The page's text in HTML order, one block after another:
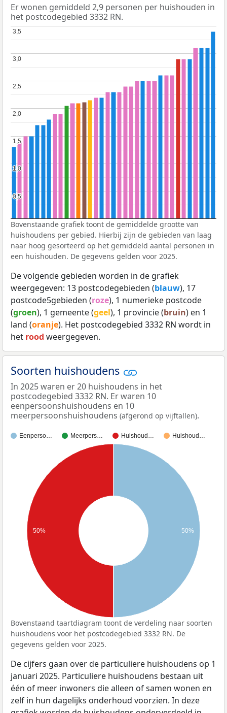
Er wonen gemiddeld 2,9 personen per huishouden in
het postcodegebied 3332 RN.
0,5
0,5
1,0
1,0
1,5
1,5
2,0
2,0
2,5
2,5
3,0
3,0
3,5
3,5
Bovenstaande grafiek toont de gemiddelde grootte van
huishoudens per gebied. Hierbij zijn de gebieden van laag
naar hoog gesorteerd op het gemiddeld aantal personen in
een huishouden. De gegevens gelden voor 2025.
De volgende gebieden worden in de grafiek
weergegeven: 13 postcodegebieden (blauw), 17
postcode5gebieden (roze), 1 numerieke postcode
(groen), 1 gemeente (geel), 1 provincie (bruin) en 1
land (oranje). Het postcodegebied 3332 RN wordt in
het rood weergegeven.
Soorten huishoudens
In 2025 waren er 20 huishoudens in het
postcodegebied 3332 RN. Er waren 10
eenpersoonshuishoudens en 10
meerpersoonshuishoudens (afgerond op vijftallen).
Eenperso… Meerpers… Huishoud… Huishoud…
50% 50%
Bovenstaand taartdiagram toont de verdeling naar soorten
huishoudens voor het postcodegebied 3332 RN. De
gegevens gelden voor 2025.
De cijfers gaan over de particuliere huishoudens op 1
januari 2025. Particuliere huishoudens bestaan uit
één of meer inwoners die alleen of samen wonen en
zelf in hun dagelijks onderhoud voorzien. In deze